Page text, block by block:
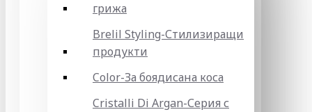
грижа
Brelil Styling-Стилизиращи
продукти
Color-За боядисана коса
Cristalli Di Argan-Серия с